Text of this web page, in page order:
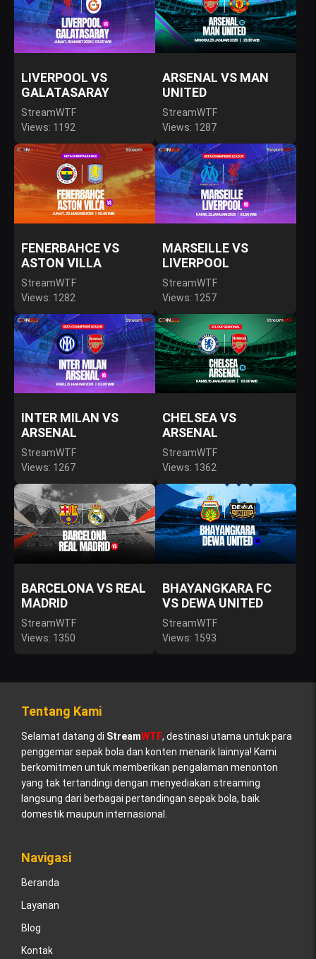
LIVERPOOL VS
GALATASARAY
StreamWTF
Views: 1192
ARSENAL VS MAN
UNITED
StreamWTF
Views: 1287
FENERBAHCE VS
ASTON VILLA
StreamWTF
Views: 1282
MARSEILLE VS
LIVERPOOL
StreamWTF
Views: 1257
INTER MILAN VS
ARSENAL
StreamWTF
Views: 1267
CHELSEA VS
ARSENAL
StreamWTF
Views: 1362
BARCELONA VS REAL
MADRID
StreamWTF
Views: 1350
BHAYANGKARA FC
VS DEWA UNITED
StreamWTF
Views: 1593
Tentang Kami
Selamat datang di StreamWTF, destinasi utama untuk para
penggemar sepak bola dan konten menarik lainnya! Kami
berkomitmen untuk memberikan pengalaman menonton
yang tak tertandingi dengan menyediakan streaming
langsung dari berbagai pertandingan sepak bola, baik
domestik maupun internasional.
Navigasi
Beranda
Layanan
Blog
Kontak